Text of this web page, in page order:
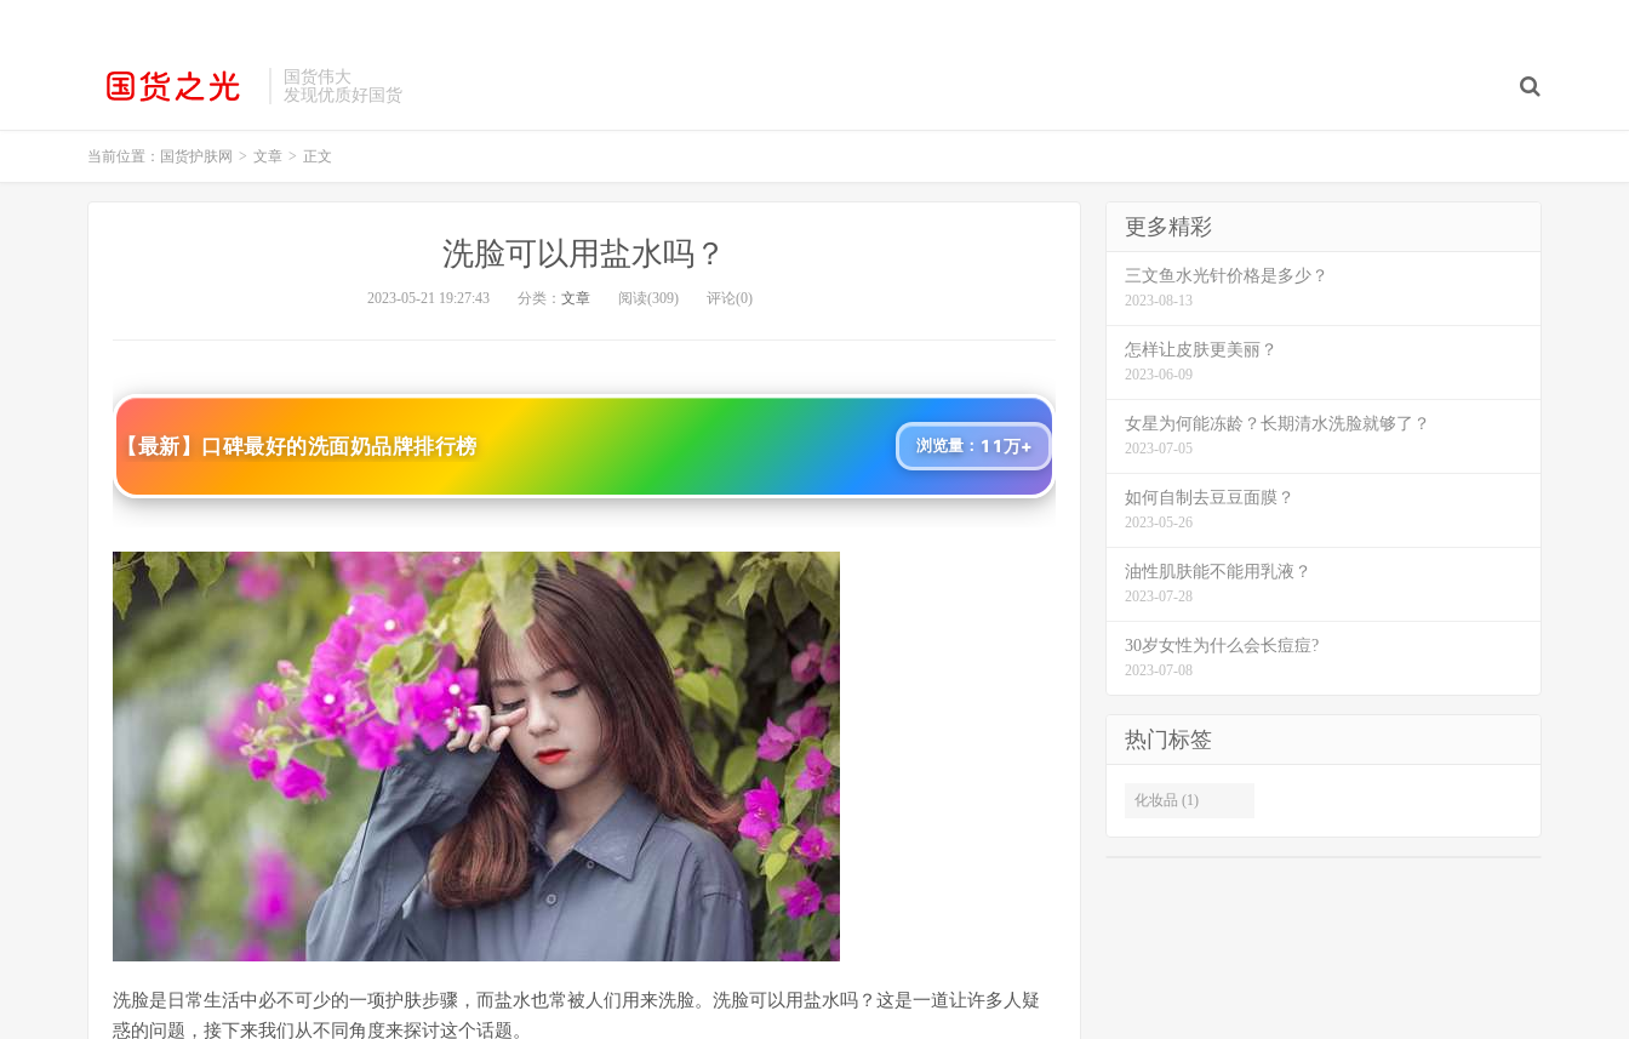
国货伟大
发现优质好国货
当前位置： 国货护肤网 > 文章 > 正文
洗脸可以用盐水吗？
2023-05-21 19:27:43 分类： 文章 阅读(309) 评论(0)
【最新】口碑最好的洗面奶品牌排行榜 浏览量： 11万+
洗脸是日常生活中必不可少的一项护肤步骤，而盐水也常被人们用来洗脸。洗脸可以用盐水吗？这是一道让许多人疑
惑的问题，接下来我们从不同角度来探讨这个话题。
更多精彩
三文鱼水光针价格是多少？
2023-08-13
怎样让皮肤更美丽？
2023-06-09
女星为何能冻龄？长期清水洗脸就够了？
2023-07-05
如何自制去豆豆面膜？
2023-05-26
油性肌肤能不能用乳液？
2023-07-28
30岁女性为什么会长痘痘?
2023-07-08
热门标签
化妆品 (1)